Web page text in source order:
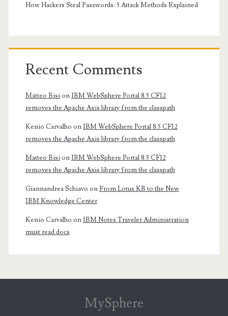
How Hackers Steal Passwords: 5 Attack Methods Explained
Recent Comments
Matteo BisionIBM WebSphere Portal 8.5 CF12
removes the Apache Axis library from the classpath
Kenio Carvalho onIBM WebSphere Portal 8.5 CF12
removes the Apache Axis library from the classpath
Matteo BisionIBM WebSphere Portal 8.5 CF12
removes the Apache Axis library from the classpath
Giannandrea Schiavo onFrom Lotus KB to the New
IBM Knowledge Center
Kenio Carvalho onIBM Notes Traveler Administration
must read docs
MySphere